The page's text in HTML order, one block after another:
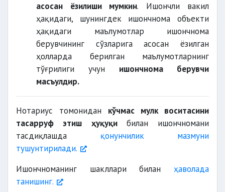
асосан ёзилиши мумкин. Ишончли вакил
ҳақидаги, шунингдек ишончнома объекти
ҳақидаги маълумотлар ишончнома
берувчининг сўзларига асосан ёзилган
ҳолларда берилган маълумотларнинг
тўғрилиги учун ишончнома берувчи
масъулдир.
Нотариус томонидан кўчмас мулк воситасини
тасарруф этиш ҳуқуқи билан ишончномани
тасдиқлашда қонунчилик мазмуни
тушунтирилади.
Ишончноманинг шакллари билан ҳаволада
танишинг.